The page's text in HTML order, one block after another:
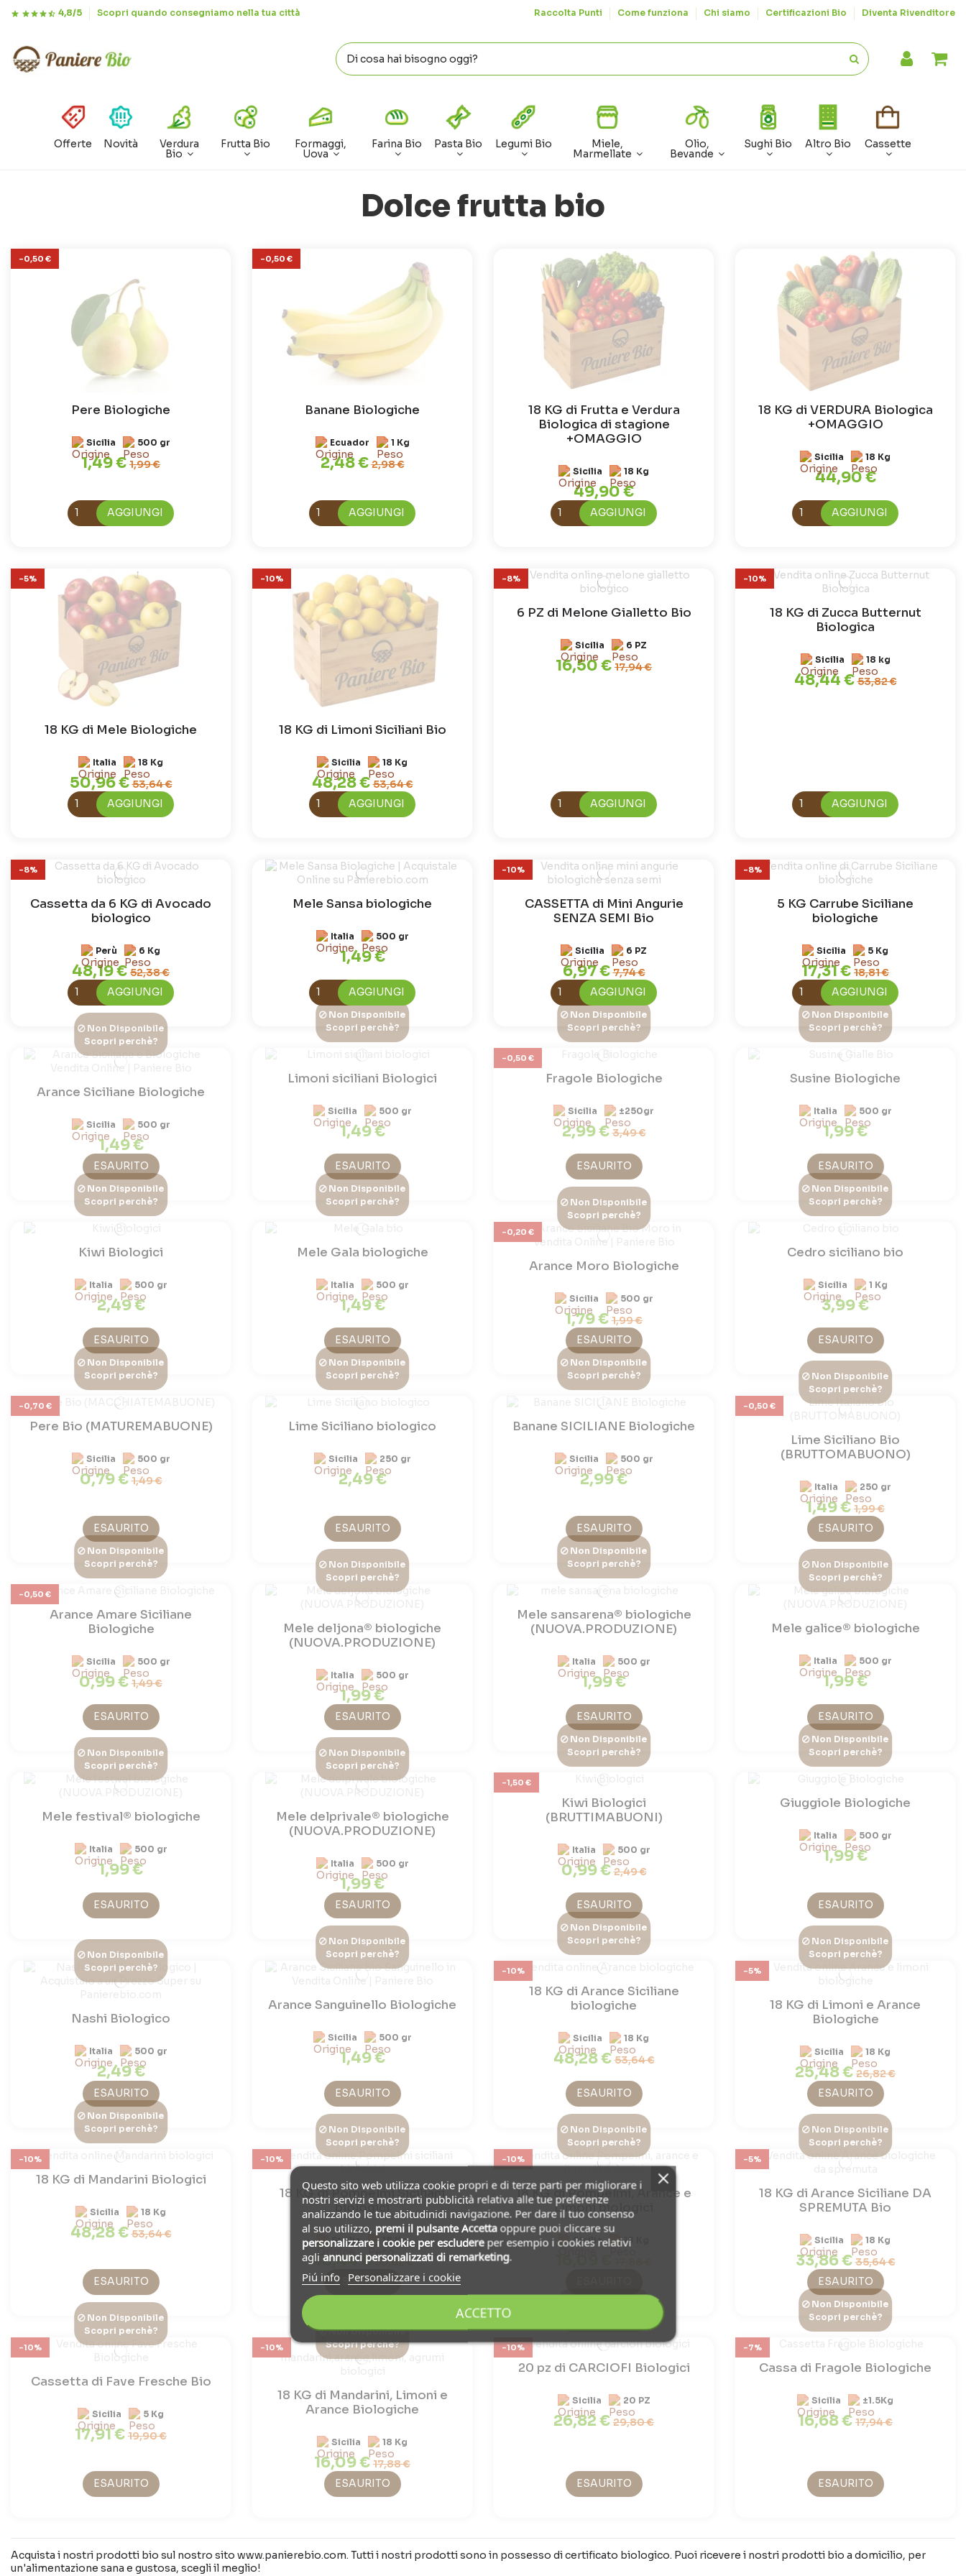
4,8/5 Scopri quando consegniamo nella tua città Raccolta Punti Come funziona Chi siamo Certificazioni Bio Diventa Rivenditore
Offerte Novità Verdura
Bio
Frutta Bio Formaggi,
Uova
Farina Bio Pasta Bio Legumi Bio Miele,
Marmellate
Olio,
Bevande
Sughi Bio Altro Bio Cassette
Dolce frutta bio
-0,50 €
Pere Biologiche
Sicilia 500 gr
1,49 € 1,99 €
AGGIUNGI
-0,50 €
Banane Biologiche
Ecuador 1 Kg
2,48 €2,98 €
AGGIUNGI
18 KG di Frutta e Verdura
Biologica di stagione
+OMAGGIO
Sicilia 18 Kg
49,90 €
AGGIUNGI
18 KG di VERDURA Biologica
+OMAGGIO
Sicilia 18 Kg
44,90 €
AGGIUNGI
-5%
18 KG di Mele Biologiche
Italia 18 Kg
50,96 €53,64 €
AGGIUNGI
-10%
18 KG di Limoni Siciliani Bio
Sicilia 18 Kg
48,28 €53,64 €
AGGIUNGI
-8%
6 PZ di Melone Gialletto Bio
Sicilia 6 PZ
16,50 €17,94 €
AGGIUNGI
-10%
18 KG di Zucca Butternut
Biologica
Sicilia 18 kg
48,44 €53,82 €
AGGIUNGI
-8%
Cassetta da 6 KG di Avocado
biologico
Perù 6 Kg
48,19 € 52,38 €
AGGIUNGI
Mele Sansa biologiche
Italia 500 gr
1,49 €
AGGIUNGI
-10%
CASSETTA di Mini Angurie
SENZA SEMI Bio
Sicilia 6 PZ
6,97 €7,74 €
AGGIUNGI
-8%
5 KG Carrube Siciliane
biologiche
Sicilia 5 Kg
17,31 € 18,81 €
AGGIUNGI
Non Disponibile
Scopri perchè?
Arance Siciliane Biologiche
Sicilia 500 gr
1,49 €
ESAURITO
Non Disponibile
Scopri perchè?
Limoni siciliani Biologici
Sicilia 500 gr
1,49 €
ESAURITO
-0,50 €
Non Disponibile
Scopri perchè?
Fragole Biologiche
Sicilia ±250gr
2,99 €3,49 €
ESAURITO
Non Disponibile
Scopri perchè?
Susine Biologiche
Italia 500 gr
1,99 €
ESAURITO
Non Disponibile
Scopri perchè?
Kiwi Biologici
Italia 500 gr
2,49 €
ESAURITO
Non Disponibile
Scopri perchè?
Mele Gala biologiche
Italia 500 gr
1,49 €
ESAURITO
-0,20 €
Non Disponibile
Scopri perchè?
Arance Moro Biologiche
Sicilia 500 gr
1,79 € 1,99 €
ESAURITO
Non Disponibile
Scopri perchè?
Cedro siciliano bio
Sicilia 1 Kg
3,99 €
ESAURITO
-0,70 €
Non Disponibile
Scopri perchè?
Pere Bio (MATUREMABUONE)
Sicilia 500 gr
0,79 €1,49 €
ESAURITO
Non Disponibile
Scopri perchè?
Lime Siciliano biologico
Sicilia 250 gr
2,49 €
ESAURITO
Non Disponibile
Scopri perchè?
Banane SICILIANE Biologiche
Sicilia 500 gr
2,99 €
ESAURITO
-0,50 €
Non Disponibile
Scopri perchè?
Lime Siciliano Bio
(BRUTTOMABUONO)
Italia 250 gr
1,49 €1,99 €
ESAURITO
-0,50 €
Non Disponibile
Scopri perchè?
Arance Amare Siciliane
Biologiche
Sicilia 500 gr
0,99 €1,49 €
ESAURITO
Non Disponibile
Scopri perchè?
Mele deljona® biologiche
(NUOVA.PRODUZIONE)
Italia 500 gr
1,99 €
ESAURITO
Non Disponibile
Scopri perchè?
Mele sansarena® biologiche
(NUOVA.PRODUZIONE)
Italia 500 gr
1,99 €
ESAURITO
Non Disponibile
Scopri perchè?
Mele galice® biologiche
Italia 500 gr
1,99 €
ESAURITO
Non Disponibile
Scopri perchè?
Mele festival® biologiche
Italia 500 gr
1,99 €
ESAURITO
Non Disponibile
Scopri perchè?
Mele delprivale® biologiche
(NUOVA.PRODUZIONE)
Italia 500 gr
1,99 €
ESAURITO
-1,50 €
Non Disponibile
Scopri perchè?
Kiwi Biologici
(BRUTTIMABUONI)
Italia 500 gr
0,99 €2,49 €
ESAURITO
Non Disponibile
Scopri perchè?
Giuggiole Biologiche
Italia 500 gr
1,99 €
ESAURITO
Non Disponibile
Scopri perchè?
Nashi Biologico
Italia 500 gr
2,49 €
ESAURITO
Non Disponibile
Scopri perchè?
Arance Sanguinello Biologiche
Sicilia 500 gr
1,49 €
ESAURITO
-10%
Non Disponibile
Scopri perchè?
18 KG di Arance Siciliane
biologiche
Sicilia 18 Kg
48,28 €53,64 €
ESAURITO
-5%
Non Disponibile
Scopri perchè?
18 KG di Limoni e Arance
Biologiche
Sicilia 18 Kg
25,48 € 26,82 €
ESAURITO
-10%
Non Disponibile
Scopri perchè?
18 KG di Mandarini Biologici
Sicilia 18 Kg
48,28 €53,64 €
ESAURITO
-10%
Non Disponibile
Scopri perchè?
18 KG di Pompelmi Siciliani
biologici
Sicilia 18 Kg
48,44 €53,82 €
ESAURITO
-10%
Non Disponibile
Scopri perchè?
18 KG di Pompelmi, Arance e
Limoni biologici
Sicilia 18 Kg
-5%
Non Disponibile
Scopri perchè?
18 KG di Arance Siciliane DA
SPREMUTA Bio
Sicilia 18 Kg
33,86 €35,64 €
ESAURITO
-10%
Non Disponibile
Scopri perchè?
Cassetta di Fave Fresche Bio
Sicilia 5 Kg
17,91 € 19,90 €
ESAURITO
-10%
Non Disponibile
Scopri perchè?
18 KG di Mandarini, Limoni e
Arance Biologiche
Sicilia 18 Kg
16,09 € 17,88 €
ESAURITO
-10%
20 pz di CARCIOFI Biologici
Sicilia 20 PZ
26,82 €29,80 €
ESAURITO
-7%
Non Disponibile
Scopri perchè?
Cassa di Fragole Biologiche
Sicilia ±1.5Kg
16,68 € 17,94 €
ESAURITO
Acquista i nostri prodotti bio sul nostro sito www.panierebio.com. Tutti i nostri prodotti sono in possesso di certificato biologico. Puoi ricevere i nostri prodotti bio a domicilio, per
un'alimentazione sana e gustosa, scegli il meglio!
Questo sito web utilizza cookie propri e di terze parti per migliorare i
nostri servizi e mostrarti pubblicità relativa alle tue preferenze
analizzando le tue abitudinidi navigazione. Per dare il tuo consenso
al suo utilizzo, premi il pulsante Accettaoppure puoi cliccare su
personalizzare i cookie per escludereper esempio i cookies relativi
agli annunci personalizzati di remarketing.
Piú info
Personalizzare i cookie
ACCETTO